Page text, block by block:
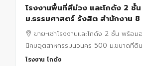
โรงงานพื้นที่สีม่วง และโกดัง 2 ชั้
ม.ธรรมศาสตร์ รังสิต สำนักงาน
คลองหนึ่ง อ.คลองหลวง 242ตร.ว
ขาย-เช่าโรงงานและโกดัง 2 ชั้น พร้อม
นิคมอุตสาหกรรมนวนคร 500 ม.ขนาดที่ดิ
โรงงาน โกดัง